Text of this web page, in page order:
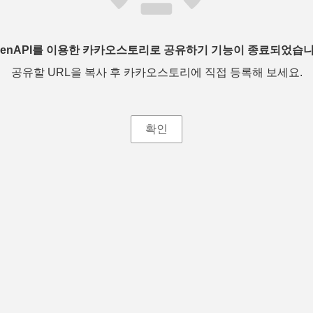
를 이용한 카카오스토리로 공유하기 기능이 종료되었습
공유할 URL을 복사 후 카카오스토리에 직접 등록해 보세요.
확인